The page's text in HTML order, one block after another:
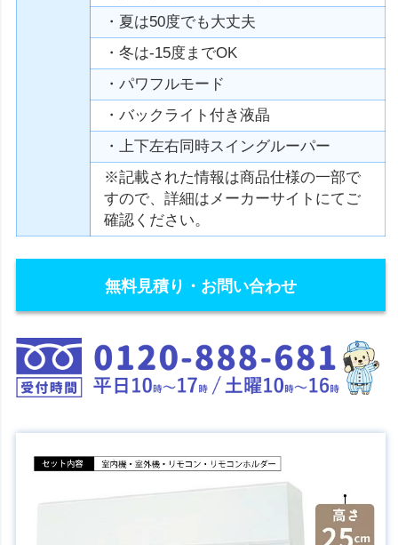
・夏は50度でも大丈夫
・冬は-15度までOK
・パワフルモード
・バックライト付き液晶
・上下左右同時スイングルーパー
※記載された情報は商品仕様の一部で
すので、詳細はメーカーサイトにてご
確認ください。
無料見積り・お問い合わせ